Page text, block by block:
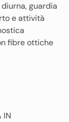
guardia
e attività
fibre ottiche
IN